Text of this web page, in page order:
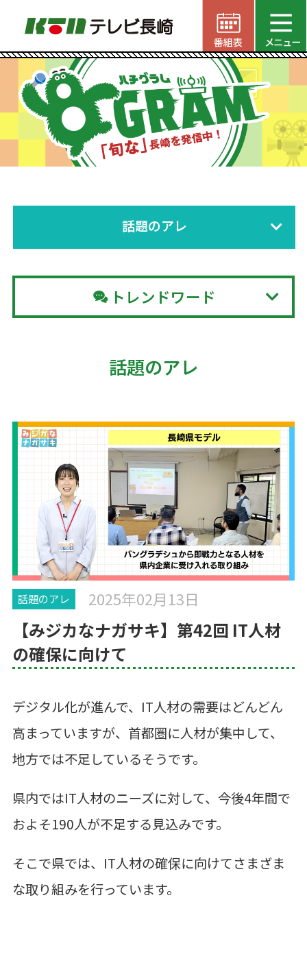
話題のアレ
トレンドワード
話題のアレ
話題のアレ 2025年02月13日
【みジカなナガサキ】第42回 IT人材
の確保に向けて
デジタル化が進んで、 IT人材の需要はどんどん
高まっていますが、首都圏に人材が集中して、
地方では不足しているそうです。
県内ではIT人材のニーズに対して、今後4年間で
およそ190人が不足する見込みです。
そこで県では、 IT人材の確保に向けてさまざま
な取り組みを行っています。